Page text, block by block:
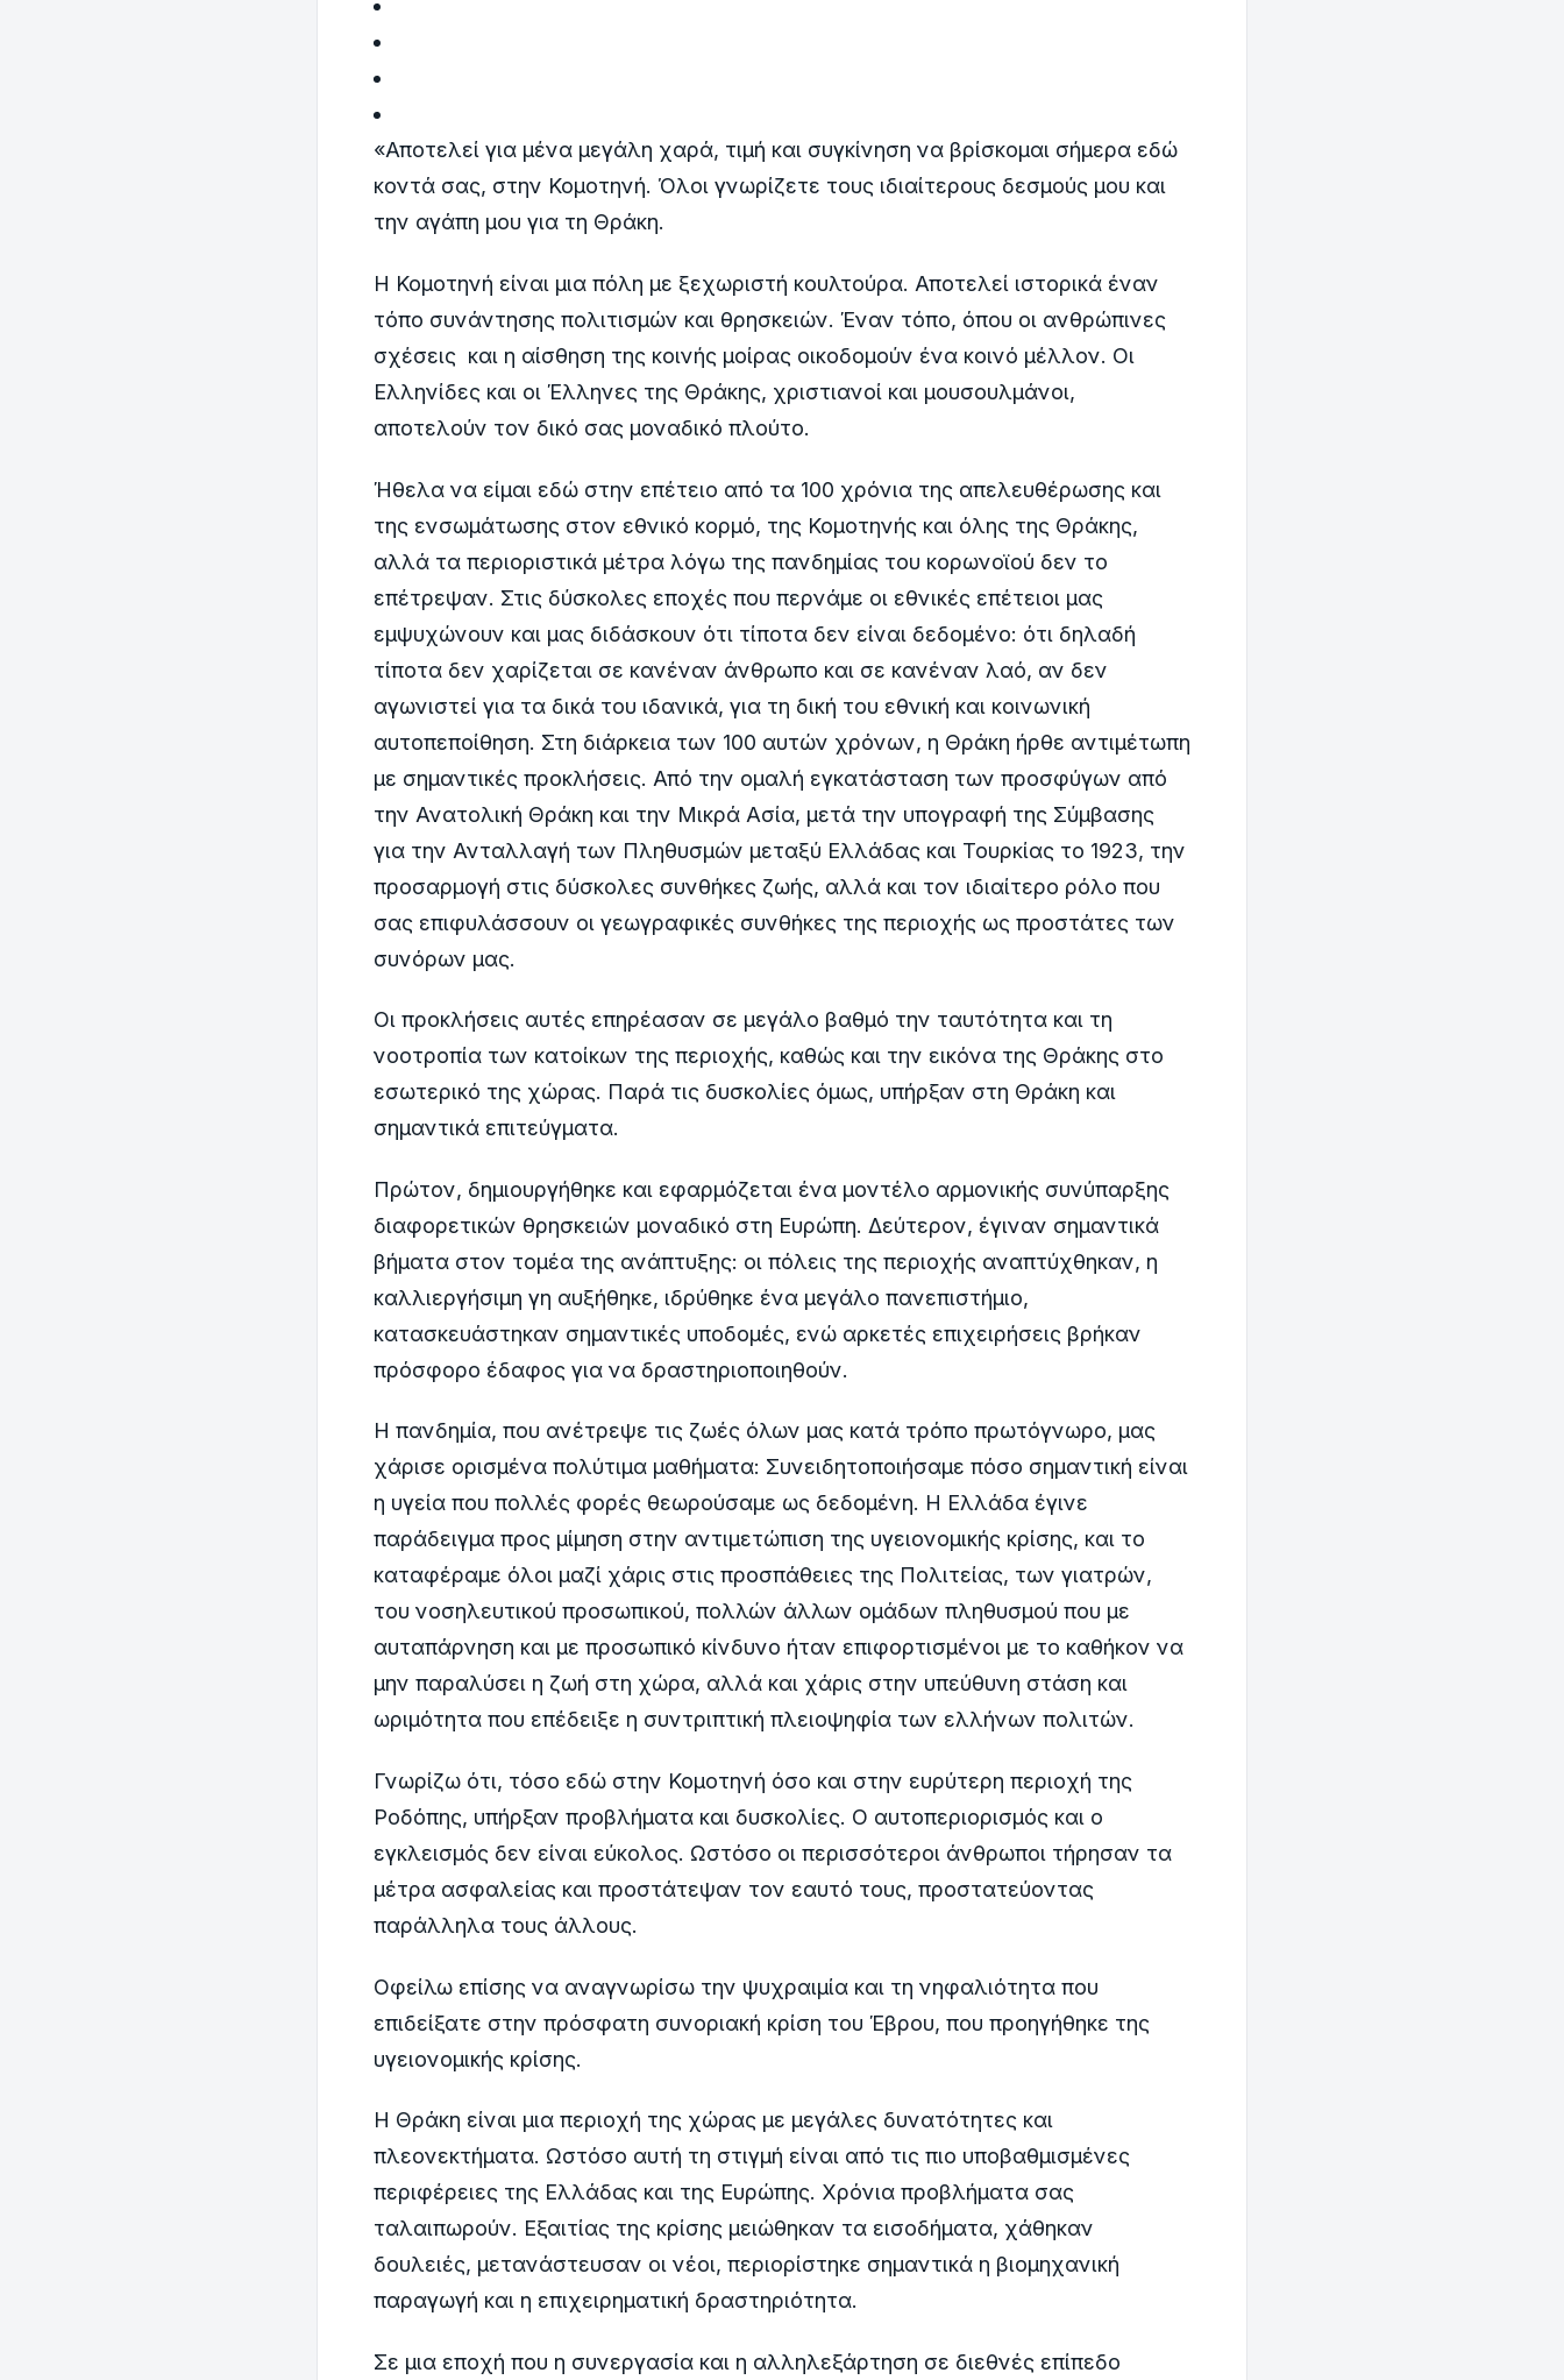
«Αποτελεί για μένα μεγάλη χαρά, τιμή και συγκίνηση να βρίσκομαι σήμερα εδώ
κοντά σας, στην Κομοτηνή. Όλοι γνωρίζετε τους ιδιαίτερους δεσμούς μου και
την αγάπη μου για τη Θράκη.
Η Κομοτηνή είναι μια πόλη με ξεχωριστή κουλτούρα. Αποτελεί ιστορικά έναν
τόπο συνάντησης πολιτισμών και θρησκειών. Έναν τόπο, όπου οι ανθρώπινες
σχέσεις και η αίσθηση της κοινής μοίρας οικοδομούν ένα κοινό μέλλον. Οι
Ελληνίδες και οι Έλληνες της Θράκης, χριστιανοί και μουσουλμάνοι,
αποτελούν τον δικό σας μοναδικό πλούτο.
Ήθελα να είμαι εδώ στην επέτειο από τα 100 χρόνια της απελευθέρωσης και
της ενσωμάτωσης στον εθνικό κορμό, της Κομοτηνής και όλης της Θράκης,
αλλά τα περιοριστικά μέτρα λόγω της πανδημίας του κορωνοϊού δεν το
επέτρεψαν. Στις δύσκολες εποχές που περνάμε οι εθνικές επέτειοι μας
εμψυχώνουν και μας διδάσκουν ότι τίποτα δεν είναι δεδομένο: ότι δηλαδή
τίποτα δεν χαρίζεται σε κανέναν άνθρωπο και σε κανέναν λαό, αν δεν
αγωνιστεί για τα δικά του ιδανικά, για τη δική του εθνική και κοινωνική
αυτοπεποίθηση. Στη διάρκεια των 100 αυτών χρόνων, η Θράκη ήρθε αντιμέτωπη
με σημαντικές προκλήσεις. Από την ομαλή εγκατάσταση των προσφύγων από
την Ανατολική Θράκη και την Μικρά Ασία, μετά την υπογραφή της Σύμβασης
για την Ανταλλαγή των Πληθυσμών μεταξύ Ελλάδας και Τουρκίας το 1923, την
προσαρμογή στις δύσκολες συνθήκες ζωής, αλλά και τον ιδιαίτερο ρόλο που
σας επιφυλάσσουν οι γεωγραφικές συνθήκες της περιοχής ως προστάτες των
συνόρων μας.
Οι προκλήσεις αυτές επηρέασαν σε μεγάλο βαθμό την ταυτότητα και τη
νοοτροπία των κατοίκων της περιοχής, καθώς και την εικόνα της Θράκης στο
εσωτερικό της χώρας. Παρά τις δυσκολίες όμως, υπήρξαν στη Θράκη και
σημαντικά επιτεύγματα.
Πρώτον, δημιουργήθηκε και εφαρμόζεται ένα μοντέλο αρμονικής συνύπαρξης
διαφορετικών θρησκειών μοναδικό στη Ευρώπη. Δεύτερον, έγιναν σημαντικά
βήματα στον τομέα της ανάπτυξης: οι πόλεις της περιοχής αναπτύχθηκαν, η
καλλιεργήσιμη γη αυξήθηκε, ιδρύθηκε ένα μεγάλο πανεπιστήμιο,
κατασκευάστηκαν σημαντικές υποδομές, ενώ αρκετές επιχειρήσεις βρήκαν
πρόσφορο έδαφος για να δραστηριοποιηθούν.
Η πανδημία, που ανέτρεψε τις ζωές όλων μας κατά τρόπο πρωτόγνωρο, μας
χάρισε ορισμένα πολύτιμα μαθήματα: Συνειδητοποιήσαμε πόσο σημαντική είναι
η υγεία που πολλές φορές θεωρούσαμε ως δεδομένη. Η Ελλάδα έγινε
παράδειγμα προς μίμηση στην αντιμετώπιση της υγειονομικής κρίσης, και το
καταφέραμε όλοι μαζί χάρις στις προσπάθειες της Πολιτείας, των γιατρών,
του νοσηλευτικού προσωπικού, πολλών άλλων ομάδων πληθυσμού που με
αυταπάρνηση και με προσωπικό κίνδυνο ήταν επιφορτισμένοι με το καθήκον να
μην παραλύσει η ζωή στη χώρα, αλλά και χάρις στην υπεύθυνη στάση και
ωριμότητα που επέδειξε η συντριπτική πλειοψηφία των ελλήνων πολιτών.
Γνωρίζω ότι, τόσο εδώ στην Κομοτηνή όσο και στην ευρύτερη περιοχή της
Ροδόπης, υπήρξαν προβλήματα και δυσκολίες. Ο αυτοπεριορισμός και ο
εγκλεισμός δεν είναι εύκολος. Ωστόσο οι περισσότεροι άνθρωποι τήρησαν τα
μέτρα ασφαλείας και προστάτεψαν τον εαυτό τους, προστατεύοντας
παράλληλα τους άλλους.
Οφείλω επίσης να αναγνωρίσω την ψυχραιμία και τη νηφαλιότητα που
επιδείξατε στην πρόσφατη συνοριακή κρίση του Έβρου, που προηγήθηκε της
υγειονομικής κρίσης.
Η Θράκη είναι μια περιοχή της χώρας με μεγάλες δυνατότητες και
πλεονεκτήματα. Ωστόσο αυτή τη στιγμή είναι από τις πιο υποβαθμισμένες
περιφέρειες της Ελλάδας και της Ευρώπης. Χρόνια προβλήματα σας
ταλαιπωρούν. Εξαιτίας της κρίσης μειώθηκαν τα εισοδήματα, χάθηκαν
δουλειές, μετανάστευσαν οι νέοι, περιορίστηκε σημαντικά η βιομηχανική
παραγωγή και η επιχειρηματική δραστηριότητα.
Σε μια εποχή που η συνεργασία και η αλληλεξάρτηση σε διεθνές επίπεδο